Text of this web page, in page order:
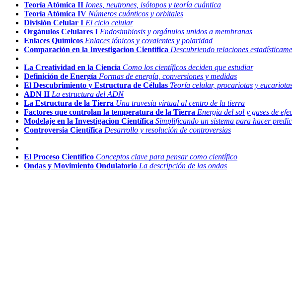
Teoría Atómica II Iones, neutrones, isótopos y teoría cuántica
Teoría Atómica IV Números cuánticos y orbitales
División Celular I El ciclo celular
Orgánulos Celulares I Endosimbiosis y orgánulos unidos a membranas
Enlaces Químicos Enlaces iónicos y covalentes y polaridad
Comparación en la Investigacion Científica Descubriendo relaciones
La Creatividad en la Ciencia Como los científicos deciden que estudiar
Definición de Energía Formas de energía, conversiones y medidas
El Descubrimiento y Estructura de Células Teoría celular, procariotas y
ADN II La estructura del ADN
La Estructura de la Tierra Una travesía virtual al centro de la tierra
Factores que controlan la temperatura de la Tierra Energía del sol y gases de
Modelaje en la Investigacion Científica Simplificando un sistema para hacer
Controversia Científica Desarrollo y resolución de controversias
El Proceso Científico Conceptos clave para pensar como científico
Ondas y Movimiento Ondulatorio La descripción de las ondas